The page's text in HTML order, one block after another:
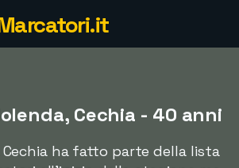
Cechia - 40 anni
ha fatto parte della lista